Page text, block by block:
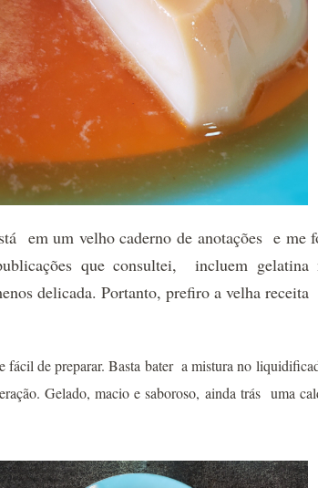
em um velho caderno de anotações e me
que consultei, incluem gelatina
delicada. Portanto, prefiro a velha
fácil de preparar. Basta bater a mistura no
Gelado, macio e saboroso, ainda trás uma